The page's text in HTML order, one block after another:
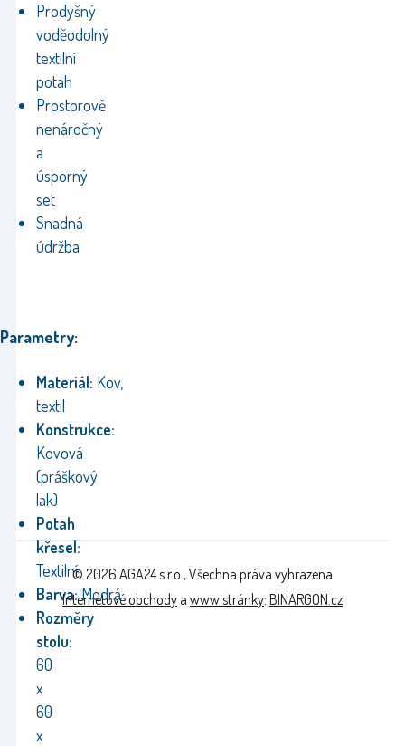
Prodyšný
voděodolný
textilní
potah
Prostorově
nenáročný
a
úsporný
set
Snadná
údržba
Parametry:
Materiál: Kov,
textil
Konstrukce:
Kovová
(práškový
lak)
Potah
křesel:
Textilní
Barva:Modrá
Rozměry
stolu:
60
x
60
x
© 2026 AGA24 s.r.o., Všechna práva vyhrazena
Internetové obchody a www stránky: BINARGON.cz